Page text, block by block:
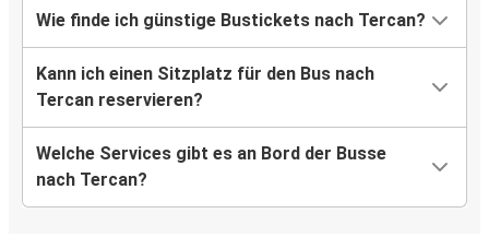
Wie finde ich günstige Bustickets nach Tercan?
Kann ich einen Sitzplatz für den Bus nach
Tercan reservieren?
Welche Services gibt es an Bord der Busse
nach Tercan?